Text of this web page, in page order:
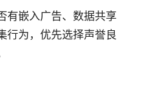
有嵌入广告、数据共享
行为，优先选择声誉良